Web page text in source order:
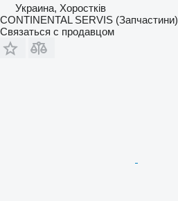
Украина, Хоростків
CONTINENTAL SERVIS (Запчастини)
Связаться с продавцом